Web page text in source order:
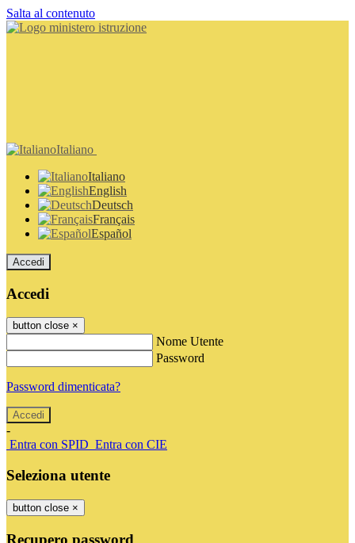
Salta al contenuto
Italiano
Italiano
English
Deutsch
Français
Español
Accedi
Accedi
button close ×
Nome Utente
Password
Password dimenticata?
-
Entra con SPID Entra con CIE
Seleziona utente
button close ×
Recupero password